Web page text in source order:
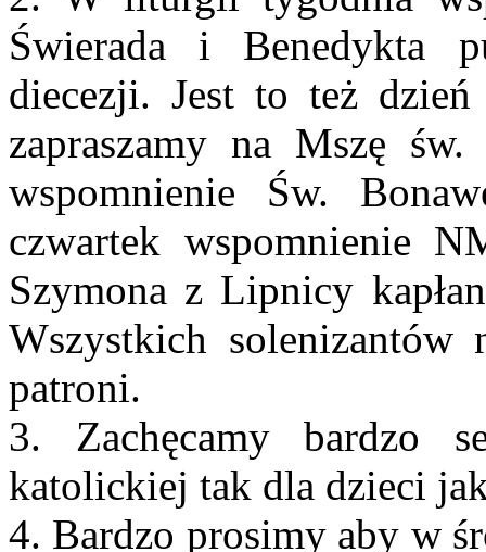
Świerada i Benedykta
diecezji. Jest to też
zapraszamy na Mszę
wspomnienie Św.
czwartek wspomnienie
Szymona z Lipnicy
Wszystkich
patroni.
3. Zachęcamy bardzo
katolickiej tak dla dzieci
4. Bardzo prosimy aby w